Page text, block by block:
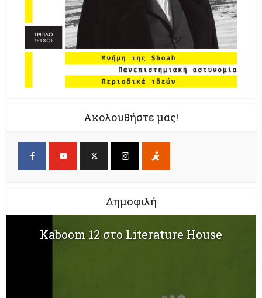
Ακολουθήστε μας!
Δημοφιλή
Kaboom 12 στο Literature House